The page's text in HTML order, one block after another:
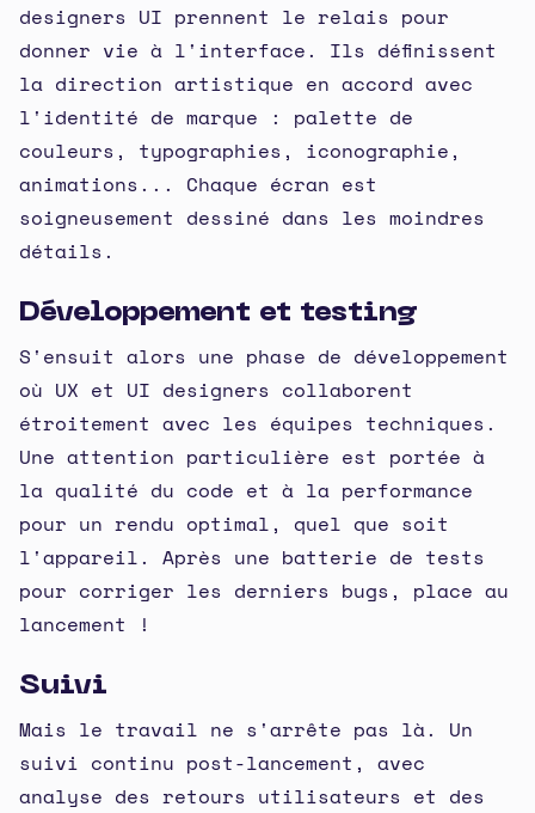
designers UI prennent le relais pour
donner vie à l'interface. Ils définissent
la direction artistique en accord avec
l'identité de marque : palette de
couleurs, typographies, iconographie,
animations... Chaque écran est
soigneusement dessiné dans les moindres
détails.
Développement et testing
S'ensuit alors une phase de développement
où UX et UI designers collaborent
étroitement avec les équipes techniques.
Une attention particulière est portée à
la qualité du code et à la performance
pour un rendu optimal, quel que soit
l'appareil. Après une batterie de tests
pour corriger les derniers bugs, place au
lancement !
Suivi
Mais le travail ne s'arrête pas là. Un
suivi continu post-lancement, avec
analyse des retours utilisateurs et des